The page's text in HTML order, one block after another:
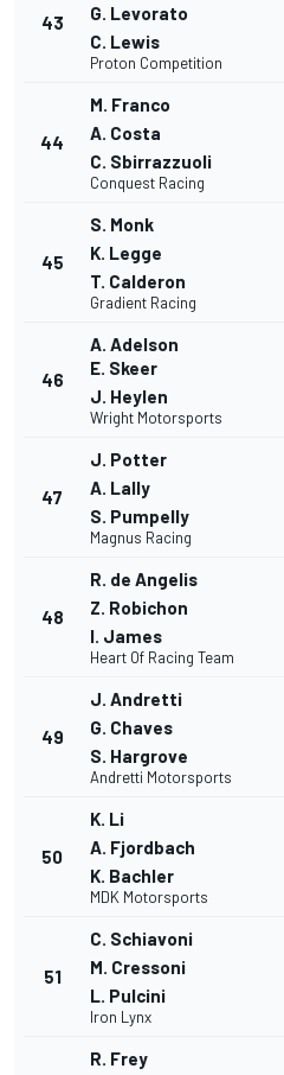
43
G. Levorato
C. Lewis
Proton Competition
44
M. Franco
A. Costa
C. Sbirrazzuoli
Conquest Racing
45
S. Monk
K. Legge
T. Calderon
Gradient Racing
46
A. Adelson
E. Skeer
J. Heylen
Wright Motorsports
47
J. Potter
A. Lally
S. Pumpelly
Magnus Racing
48
R. de Angelis
Z. Robichon
I. James
Heart Of Racing Team
49
J. Andretti
G. Chaves
S. Hargrove
Andretti Motorsports
50
K. Li
A. Fjordbach
K. Bachler
MDK Motorsports
51
C. Schiavoni
M. Cressoni
L. Pulcini
Iron Lynx
R. Frey